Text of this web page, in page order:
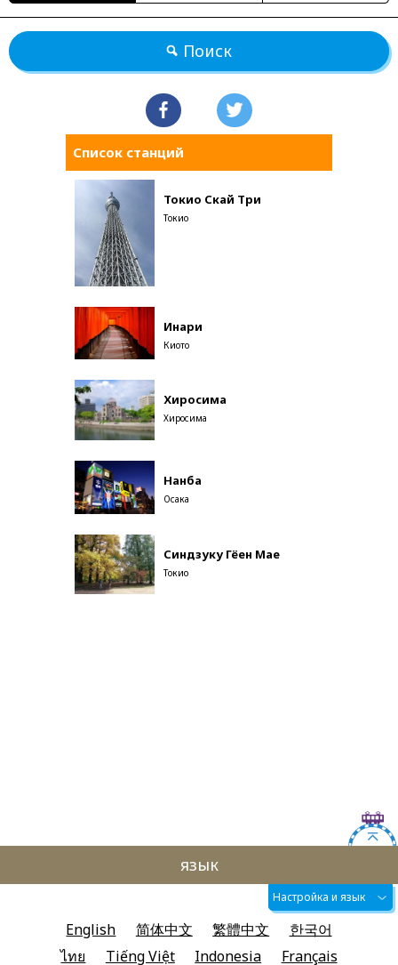
Поиск
Список станций
Токио Скай Три
Токио
Инари
Киото
Хиросима
Хиросима
Нанба
Осака
Синдзуку Гёен Мае
Токио
язык
Настройка и язык
English 简体中文 繁體中文
한국어
ไทย
Tiếng Việt Indonesia Français